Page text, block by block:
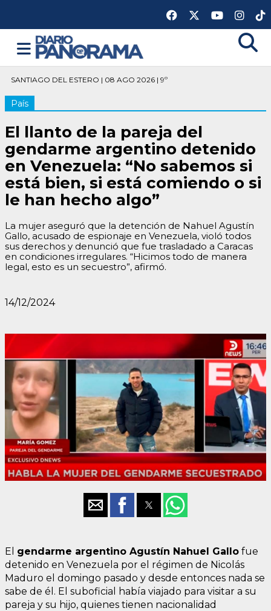
SANTIAGO DEL ESTERO | 08 AGO 2026 | 9º
País
El llanto de la pareja del
gendarme argentino detenido
en Venezuela: “No sabemos si
está bien, si está comiendo o si
le han hecho algo”
La mujer aseguró que la detención de Nahuel Agustín
Gallo, acusado de espionaje en Venezuela, violó todos
sus derechos y denunció que fue trasladado a Caracas
en condiciones irregulares. “Hicimos todo de manera
legal, esto es un secuestro”, afirmó.
14/12/2024
El gendarme argentino Agustín Nahuel Gallo fue
detenido en Venezuela por el régimen de Nicolás
Maduro el domingo pasado y desde entonces nada se
sabe de él. El suboficial había viajado para visitar a su
pareja y su hijo, quienes tienen nacionalidad